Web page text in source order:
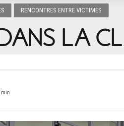
RENCONTRES ENTRE VICTIMES
LA
min